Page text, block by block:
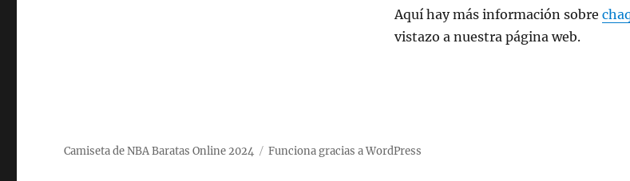
Aquí hay más información sobre
vistazo a nuestra página web.
Camiseta de NBA Baratas Online 2024 Funciona gracias a WordPress